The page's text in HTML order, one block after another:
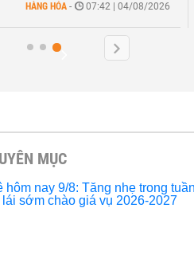
HÀNG HÓA - 07:42 | 04/08/2026
MỤC